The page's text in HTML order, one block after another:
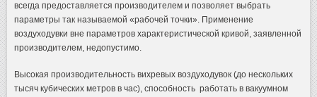
всегда предоставляется производителем и позволяет выбрать
параметры так называемой «рабочей точки». Применение
воздуходувки вне параметров характеристической кривой, заявленной
производителем, недопустимо.
Высокая производительность вихревых воздуходувок (до нескольких
тысяч кубических метров в час), способность работать в вакуумном